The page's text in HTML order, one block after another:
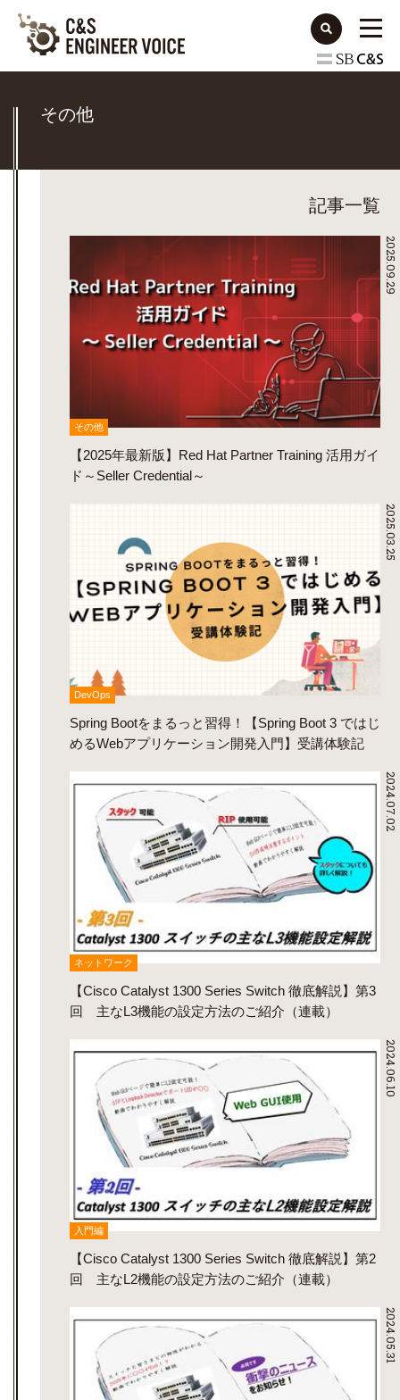
その他
記事一覧
2025.09.29
その他
【2025年最新版】Red Hat Partner Training 活用ガイ
ド～Seller Credential～
2025.03.25
DevOps
Spring Bootをまるっと習得！【Spring Boot 3 ではじ
めるWebアプリケーション開発入門】受講体験記
2024.07.02
ネットワーク
【Cisco Catalyst 1300 Series Switch 徹底解説】第3
回 主なL3機能の設定方法のご紹介（連載）
2024.06.10
入門編
【Cisco Catalyst 1300 Series Switch 徹底解説】第2
回 主なL2機能の設定方法のご紹介（連載）
2024.05.31